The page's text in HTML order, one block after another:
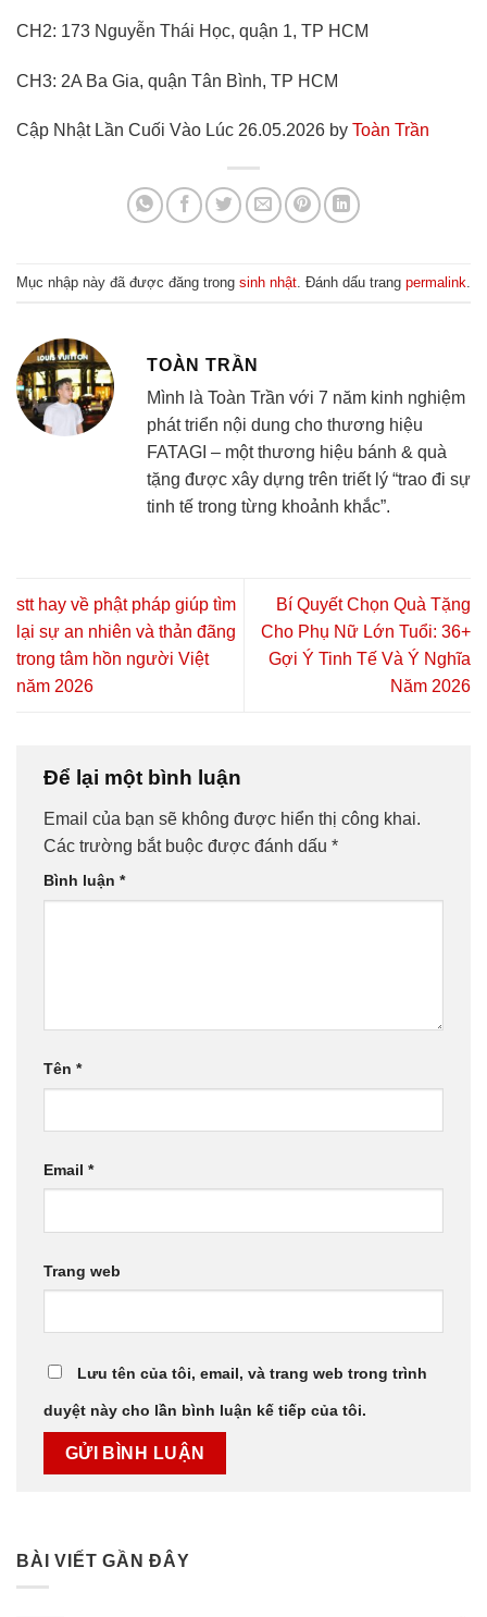
CH2: 173 Nguyễn Thái Học, quận 1, TP HCM
CH3: 2A Ba Gia, quận Tân Bình, TP HCM
Cập Nhật Lần Cuối Vào Lúc 26.05.2026 by Toàn Trần
Mục nhập này đã được đăng trong sinh nhật . Đánh dấu trang permalink
TOÀN TRẦN
Mình là Toàn Trần với 7 năm kinh nghiệm
phát triển nội dung cho thương hiệu
FATAGI – một thương hiệu bánh & quà
tặng được xây dựng trên triết lý “trao đi sự
tinh tế trong từng khoảnh khắc”.
stt hay về phật pháp giúp tìm
lại sự an nhiên và thản đãng
trong tâm hồn người Việt
năm 2026
Bí Quyết Chọn Quà Tặng
Cho Phụ Nữ Lớn Tuổi: 36+
Gợi Ý Tinh Tế Và Ý Nghĩa
Năm 2026
Để lại một bình luận
Email của bạn sẽ không được hiển thị công khai.
Các trường bắt buộc được đánh dấu *
Bình luận *
Tên *
Email *
Trang web
Lưu tên của tôi, email, và trang web trong trình
duyệt này cho lần bình luận kế tiếp của tôi.
BÀI VIẾT GẦN ĐÂY